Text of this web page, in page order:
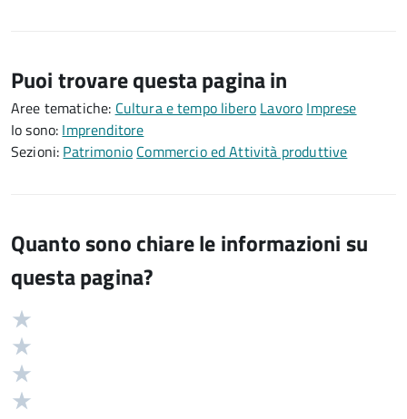
Puoi trovare questa pagina in
Aree tematiche: Cultura e tempo libero Lavoro Imprese
Io sono: Imprenditore
Sezioni: Patrimonio Commercio ed Attività produttive
Quanto sono chiare le informazioni su
questa pagina?
Valutazione